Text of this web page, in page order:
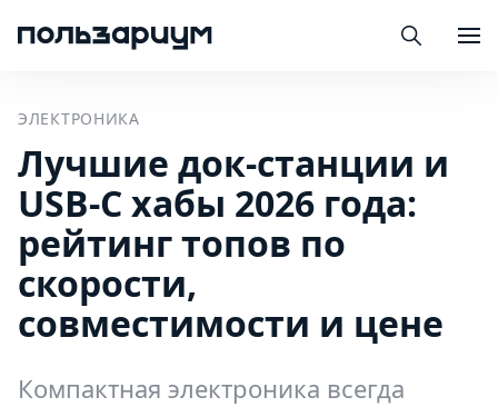
ЭЛЕКТРОНИКА
Лучшие док-станции и
USB-С хабы 2026 года:
рейтинг топов по
скорости,
совместимости и цене
Компактная электроника всегда